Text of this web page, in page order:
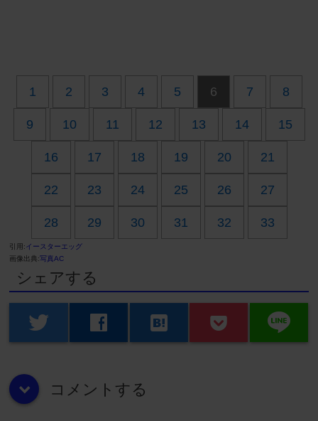
1 2 3 4 5 6 7 8
9 10 11 12 13 14 15
16 17 18 19 20 21
22 23 24 25 26 27
28 29 30 31 32 33
引用:イースターエッグ
画像出典:写真AC
シェアする
twitter facebook hatenabookmark line
down コメントする